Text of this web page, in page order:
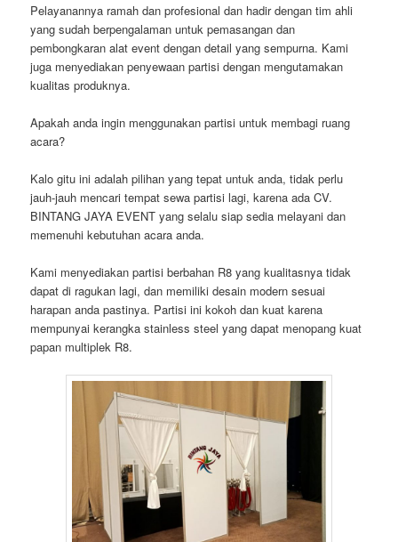
Pelayanannya ramah dan profesional dan hadir dengan tim ahli
yang sudah berpengalaman untuk pemasangan dan
pembongkaran alat event dengan detail yang sempurna. Kami
juga menyediakan penyewaan partisi dengan mengutamakan
kualitas produknya.
Apakah anda ingin menggunakan partisi untuk membagi ruang
acara?
Kalo gitu ini adalah pilihan yang tepat untuk anda, tidak perlu
jauh-jauh mencari tempat sewa partisi lagi, karena ada CV.
BINTANG JAYA EVENT yang selalu siap sedia melayani dan
memenuhi kebutuhan acara anda.
Kami menyediakan partisi berbahan R8 yang kualitasnya tidak
dapat di ragukan lagi, dan memiliki desain modern sesuai
harapan anda pastinya. Partisi ini kokoh dan kuat karena
mempunyai kerangka stainless steel yang dapat menopang kuat
papan multiplek R8.